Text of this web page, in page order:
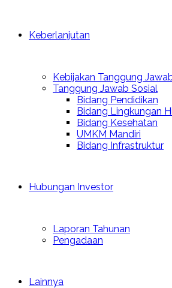
Keberlanjutan
Kebijakan Tanggung
Tanggung Jawab Sosial
Bidang Pendidikan
Bidang Lingkungan
Bidang Kesehatan
UMKM Mandiri
Bidang Infrastruktur
Hubungan Investor
Laporan Tahunan
Pengadaan
Lainnya